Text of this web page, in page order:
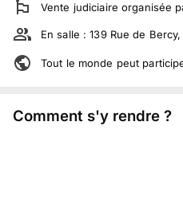
Vente judiciaire organisée
En salle :139 Rue de
Tout le monde peut
Comment s'y rendre ?